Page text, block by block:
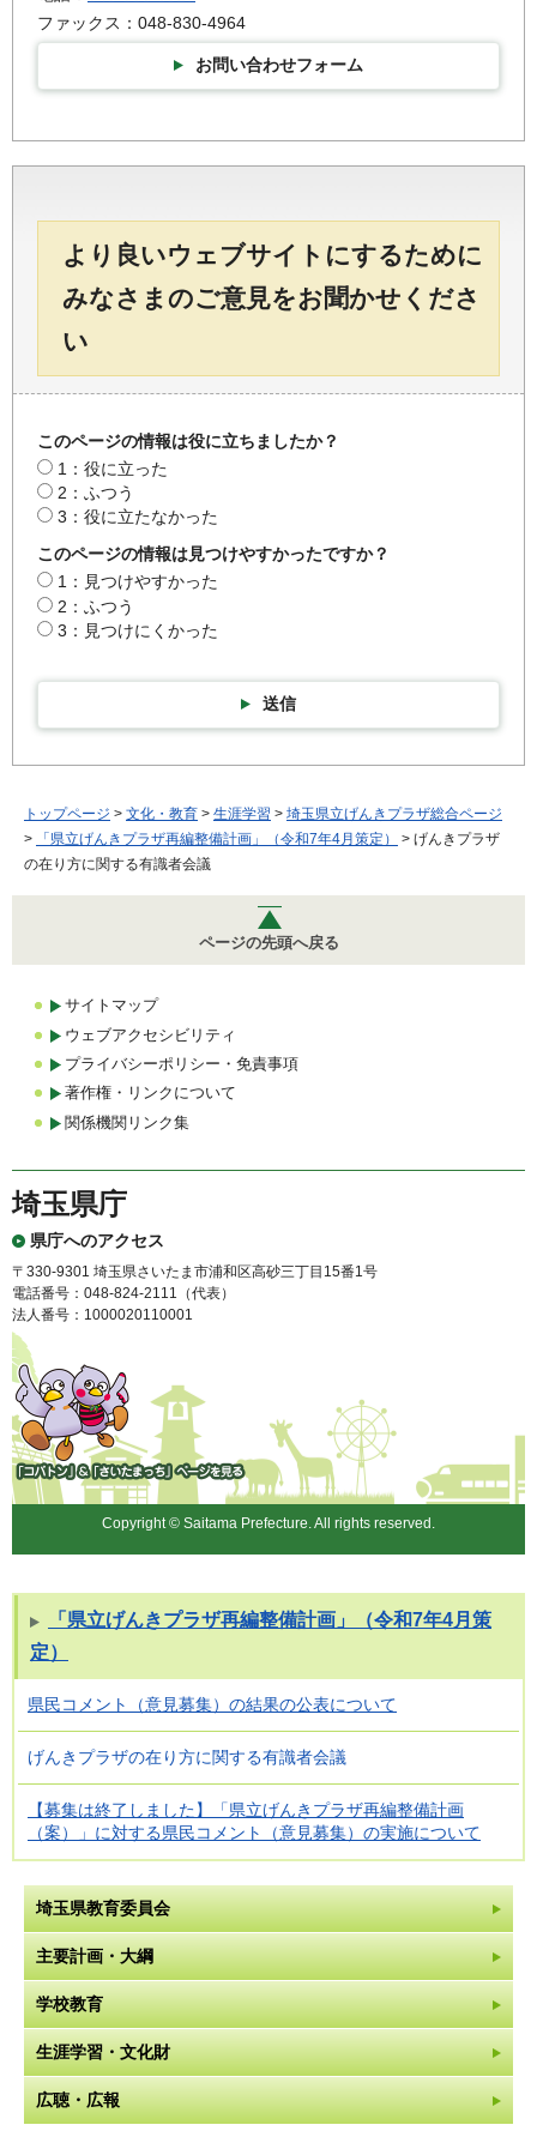
ファックス：048-830-4964
お問い合わせフォーム
より良いウェブサイトにするために
みなさまのご意見をお聞かせくださ
い
このページの情報は役に立ちましたか？
1：役に立った
2：ふつう
3：役に立たなかった
このページの情報は見つけやすかったですか？
1：見つけやすかった
2：ふつう
3：見つけにくかった
送信
トップページ > 文化・教育 > 生涯学習 > 埼玉県立げんきプラザ総合ページ
>
「県立げんきプラザ再編整備計画」（令和7年4月策定）
> げんきプラザ
の在り方に関する有識者会議
ページの先頭へ戻る
サイトマップ
ウェブアクセシビリティ
プライバシーポリシー・免責事項
著作権・リンクについて
関係機関リンク集
埼玉県庁
県庁へのアクセス
〒330-9301 埼玉県さいたま市浦和区高砂三丁目15番1号
電話番号：048-824-2111（代表）
法人番号：1000020110001
「コバトン」&「さいたまっ
ち」
Copyright © Saitama Prefecture. All rights reserved.
「県立げんきプラザ再編整備計画」（令和7年4月策
定）
県民コメント（意見募集）の結果の公表について
げんきプラザの在り方に関する有識者会議
【募集は終了しました】「県立げんきプラザ再編整備計画
（案）」に対する県民コメント（意見募集）の実施について
埼玉県教育委員会
主要計画・大綱
学校教育
生涯学習・文化財
広聴・広報